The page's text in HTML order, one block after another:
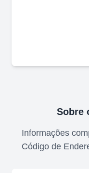
Sobre
Informações
Código de